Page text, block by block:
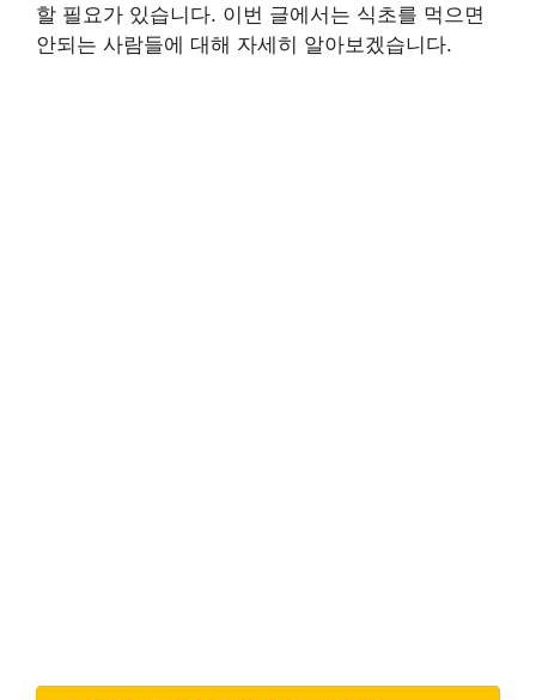
할 필요가 있습니다. 이번 글에서는 식초를 먹으면
안되는 사람들에 대해 자세히 알아보겠습니다.